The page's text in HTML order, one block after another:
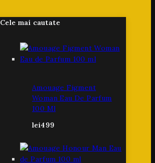
Cele mai cautate
Amouage Figment
Woman Eau De Parfum
100 Ml
lei499